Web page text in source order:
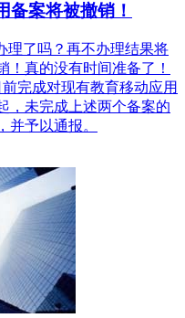
备案将被撤销！
理了吗？再不办理结果将
！真的没有时间准备了！
完成对现有教育移动应用
，未完成上述两个备案的
并予以通报。